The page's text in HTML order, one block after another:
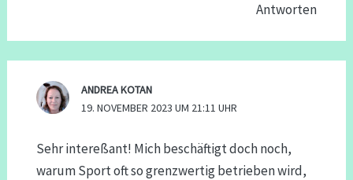
Antworten
ANDREA KOTAN
19. NOVEMBER 2023 UM 21:11 UHR
Sehr intereßant! Mich beschäftigt doch noch,
warum Sport oft so grenzwertig betrieben wird,